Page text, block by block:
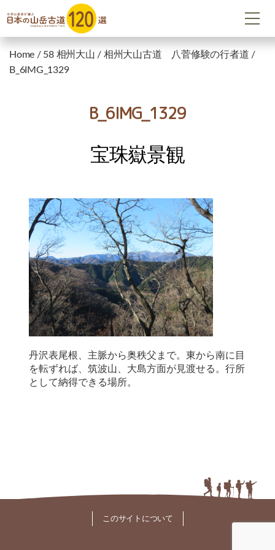
Home / 58 相州大山 / 相州大山古道 八菅修験の行者道 /
B_6IMG_1329
B_6IMG_1329
宝珠嶽景観
丹沢表尾根、主脈から奥秩父まで。東から南に目
を転ずれば、筑波山、大島方面が見渡せる。行所
として納得できる場所。
このサイトについて